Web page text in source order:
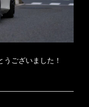
ございました！